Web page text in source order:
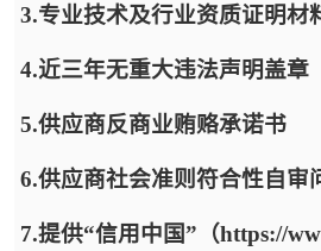
3.专业技术及行业资质证明材
4.近三年无重大违法声明盖章
5.供应商反商业贿赂承诺书
6.供应商社会准则符合性自审
7.提供“信用中国”（https://